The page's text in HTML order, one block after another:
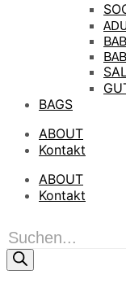
BAGS
ABOUT
Kontakt
ABOUT
Kontakt
Products
search